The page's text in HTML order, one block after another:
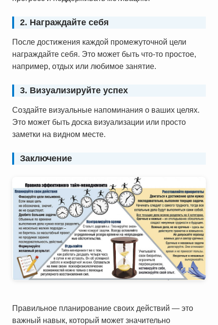
2. Награждайте себя
После достижения каждой промежуточной цели
награждайте себя. Это может быть что-то простое,
например, отдых или любимое занятие.
3. Визуализируйте успех
Создайте визуальные напоминания о ваших целях.
Это может быть доска визуализации или просто
заметки на видном месте.
Заключение
Правильное планирование своих действий — это
важный навык, который может значительно